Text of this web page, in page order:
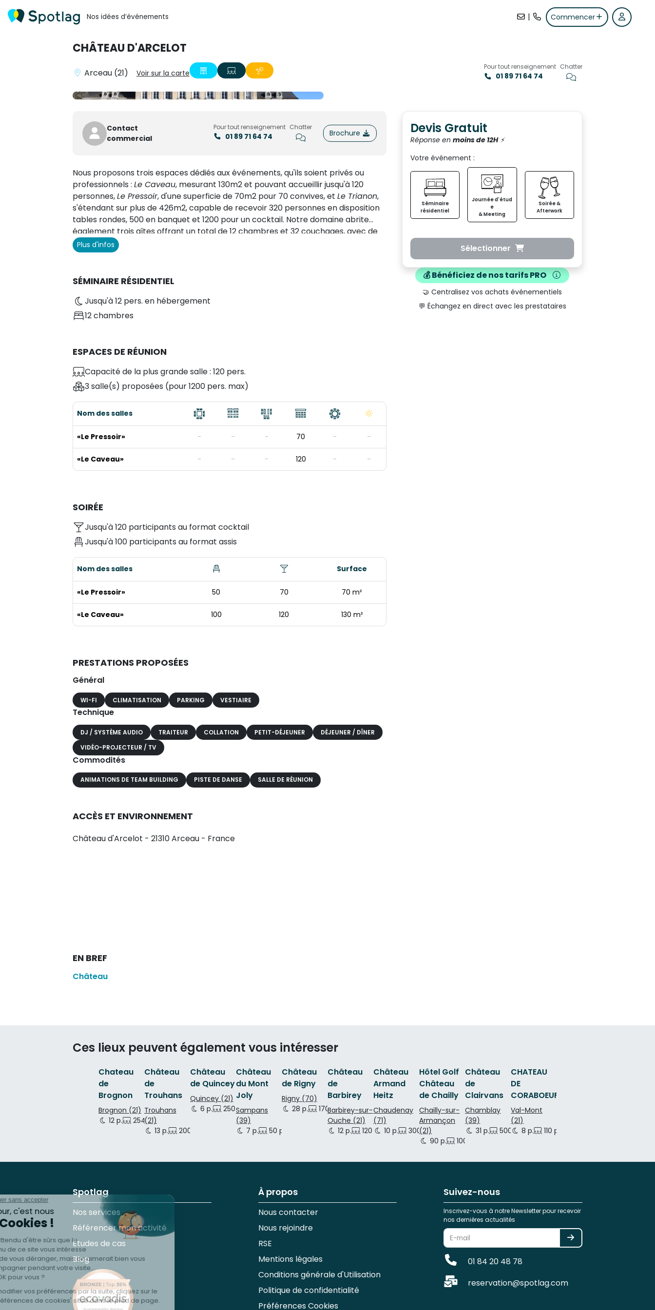
Nos idées d’événements | Commencer
CHÂTEAU D'ARCELOT
Arceau (21) Voir sur la carte
Pour tout renseignement
01 89 71 64 74
Chatter
Contact
commercial
Pour tout renseignement
01 89 71 64 74
Chatter
Brochure
Nous proposons trois espaces dédiés aux événements, qu'ils soient privés ou
professionnels : Le Caveau, mesurant 130m2 et pouvant accueillir jusqu'à 120
personnes,Le Pressoir, d'une superficie de 70m2 pour 70 convives, et Le Trianon,
s'étendant sur plus de 426m2, capable de recevoir 320 personnes en disposition
tables rondes, 500 en banquet et 1200 pour un cocktail. Notre domaine abrite
également trois gîtes offrant un total de 12 chambres et 32 couchages, avec de
nombreuses options d'hébergement à proximité du château.
Plus d'infos
SÉMINAIRE RÉSIDENTIEL
Jusqu'à 12 pers. en hébergement
12 chambres
ESPACES DE RÉUNION
Capacité de la plus grande salle : 120 pers.
3 salle(s) proposées (pour 1200 pers. max)
Nom des salles
«Le Pressoir» - - - 70 - -
«Le Caveau» - - - 120 - -
SOIRÉE
Jusqu'à 120 participants au format cocktail
Jusqu'à 100 participants au format assis
Nom des salles Surface
«Le Pressoir» 50 70 70 m²
«Le Caveau» 100 120 130 m²
PRESTATIONS PROPOSÉES
Général
WI-FI CLIMATISATION PARKING VESTIAIRE
Technique
DJ / SYSTÈME AUDIO TRAITEUR COLLATION PETIT-DÉJEUNER
DÉJEUNER / DÎNER
VIDÉO-PROJECTEUR / TV
Commodités
ANIMATIONS DE TEAM BUILDING PISTE DE DANSE SALLE DE RÉUNION
ACCÈS ET ENVIRONNEMENT
Château d'Arcelot - 21310 Arceau - France
EN BREF
Château
Devis Gratuit
Réponse en moins de 12H⚡️
Votre événement :
Séminaire
résidentiel
Journée d'étud
e
& Meeting
Soirée &
Afterwork
Sélectionner
💰 Bénéficiez de nostarifs PRO
🤝 Centralisez vos achats événementiels
💬 Échangez en direct avec les prestataires
Ces lieux peuvent également vous intéresser
Chateau
de
Brognon
Brognon (21)
12 p.
254 p.
Château
de
Trouhans
Trouhans
(21)
13 p.
200 p.
Château
de Quincey
Quincey (21)
6 p.
250 p. 170 p.
Château
du Mont
Joly
Sampans
(39)
7 p.
50 p.
Château
de Rigny
Rigny (70)
28 p.
170 p. 250 p.
Château
de
Barbirey
Barbirey-sur-
Ouche (21)
12 p.
120 p. 120 p.
Château
Armand
Heitz
Chaudenay
(71)
10 p.
300 p.
Hôtel Golf
Château
de Chailly
Chailly-sur-
Armançon
(21)
90 p.
100 p.
Château
de
Clairvans
Chamblay
(39)
31 p.
500 p. 500 p.
CHATEAU
DE
CORABOEUF
Val-Mont
(21)
8 p.
110 p.
Spotlag
Nos services
Référencer mon activité
Études de cas
Blog
À propos
Nous contacter
Nous rejoindre
RSE
Mentions légales
Conditions générale d'Utilisation
Politique de confidentialité
Préférences Cookies
Suivez-nous
Inscrivez-vous à notre Newsletter pour recevoir
nos dernières actualités
01 84 20 48 78
reservation@spotlag.com